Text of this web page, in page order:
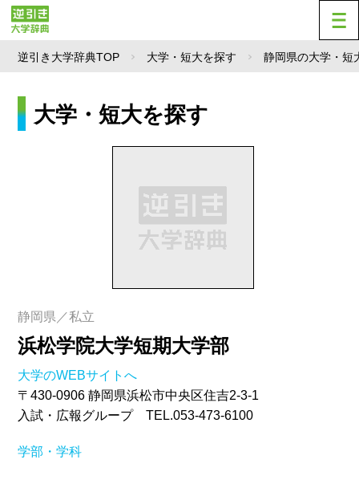
逆引き大学辞典TOP 大学・短大を探す 静岡県の大学・短
大学・短大を探す
静岡県／私立
浜松学院大学短期大学部
大学のWEBサイトへ
〒430-0906 静岡県浜松市中央区住吉2-3-1
入試・広報グループ TEL.053-473-6100
学部・学科